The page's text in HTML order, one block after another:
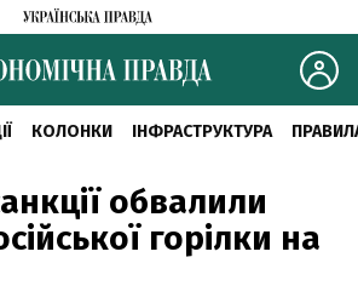
КОЛОНКИ ІНФРАСТРУКТУРА
обвалили
горілки на